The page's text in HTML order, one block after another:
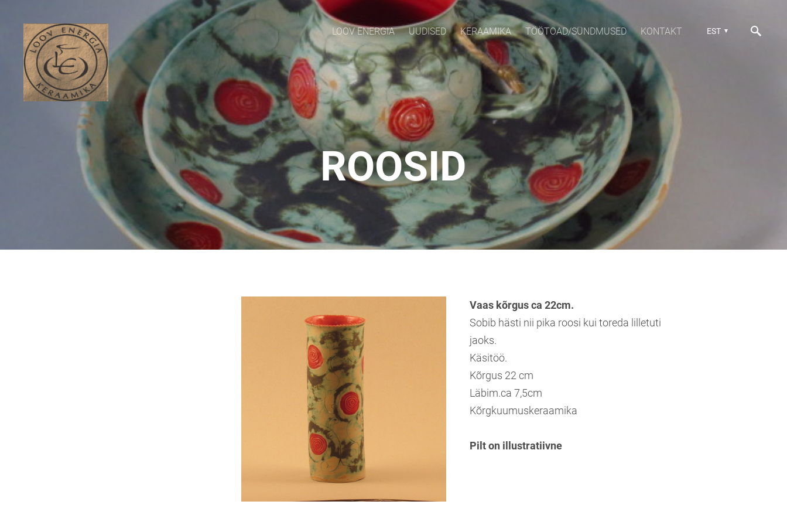
LOOV ENERGIA UUDISED KERAAMIKA TÖÖTOAD/SÜNDMUSED KONTAKT EST
ROOSID
Vaas kõrgus ca 22cm.
Sobib hästi nii pika roosi kui toreda lilletuti
jaoks.
Käsitöö.
Kõrgus 22 cm
Läbim.ca 7,5cm
Kõrgkuumuskeraamika
Pilt on illustratiivne